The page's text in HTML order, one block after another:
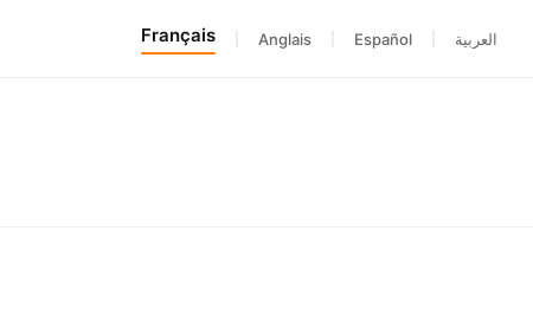
Français Anglais Español العربية